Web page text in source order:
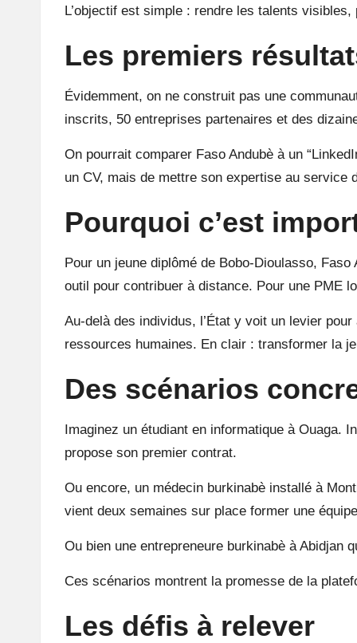
L’objectif est simple : rendre les talents
Les premiers
Évidemment, on ne construit pas une
inscrits, 50 entreprises partenaires et des
On pourrait comparer Faso Andubè à un
un CV, mais de mettre son expertise au service
Pourquoi c’est
Pour un jeune diplômé de Bobo-Dioulasso, Faso
outil pour contribuer à distance. Pour une PME
Au-delà des individus, l’État y voit un levier
ressources humaines. En clair : transformer la
Des scénarios
Imaginez un étudiant en informatique à Ouaga.
propose son premier contrat.
Ou encore, un médecin burkinabè installé à
vient deux semaines sur place former une
Ou bien une entrepreneure burkinabè à Abidjan
Ces scénarios montrent la promesse de la
Les défis à relever